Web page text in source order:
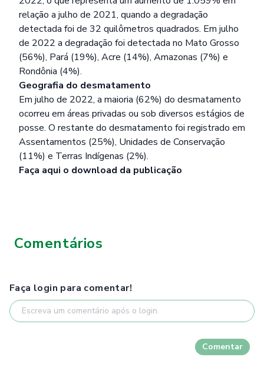
relação a julho de 2021, quando a degradação
detectada foi de 32 quilômetros quadrados. Em julho
de 2022 a degradação foi detectada no Mato Grosso
(56%), Pará (19%), Acre (14%), Amazonas (7%) e
Rondônia (4%).
Geografia do desmatamento
Em julho de 2022, a maioria (62%) do desmatamento
ocorreu em áreas privadas ou sob diversos estágios de
posse. O restante do desmatamento foi registrado em
Assentamentos (25%), Unidades de Conservação
(11%) e Terras Indígenas (2%).
Faça aqui o download da publicação
Comentários
Faça login para comentar!
Comentar